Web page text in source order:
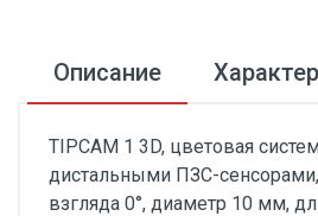
Описание
TIPCAM 1 3D, цветовая
дистальными ПЗС-
взгляда 0°, диаметр 10 мм,